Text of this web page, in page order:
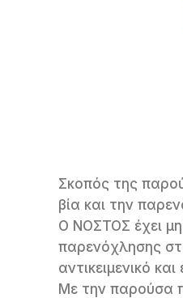
Σκοπός της
βία και την
O ΝΟΣΤΟΣ έχει
παρενόχλησης
αντικειμενικό
Με την παρούσα